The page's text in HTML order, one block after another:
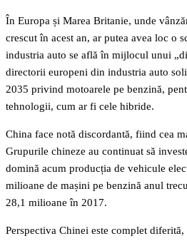
În Europa și Marea Britanie, unde
crescut în acest an, ar putea avea loc o
industria auto se află în mijlocul unui
directorii europeni din industria auto
2035 privind motoarele pe benzină,
tehnologii, cum ar fi cele hibride.
China face notă discordantă, fiind cea
Grupurile chineze au continuat să
domină acum producția de vehicule
milioane de mașini pe benzină anul
28,1 milioane în 2017.
Perspectiva Chinei este complet